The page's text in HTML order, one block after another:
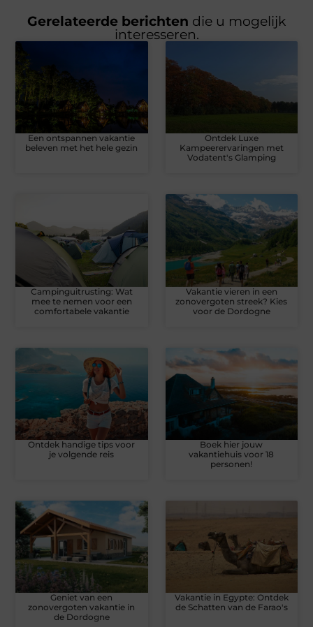
Gerelateerde berichten die u mogelijk
interesseren.
Een ontspannen vakantie
beleven met het hele gezin
Ontdek Luxe
Kampeerervaringen met
Vodatent's Glamping
Campinguitrusting: Wat
mee te nemen voor een
comfortabele vakantie
Vakantie vieren in een
zonovergoten streek? Kies
voor de Dordogne
Ontdek handige tips voor
je volgende reis
Boek hier jouw
vakantiehuis voor 18
personen!
Geniet van een
zonovergoten vakantie in
de Dordogne
Vakantie in Egypte: Ontdek
de Schatten van de Farao's